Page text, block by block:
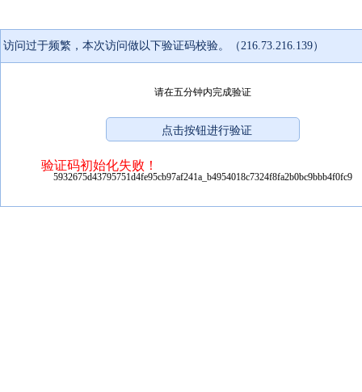
访问过于频繁，本次访问做以下验证码校验。（216.73.216.139）
请在五分钟内完成验证
验证码初始化失败！
5932675d43795751d4fe95cb97af241a_b4954018c7324f8fa2b0bc9bbb4f0fc9